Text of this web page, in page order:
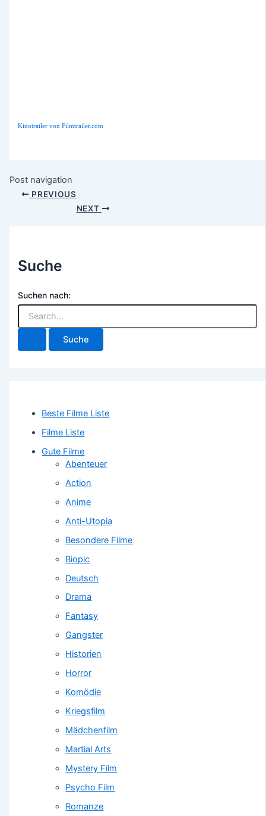
Suche
Suchen nach:
Beste Filme Liste
Filme Liste
Gute Filme
Abenteuer
Action
Anime
Anti-Utopia
Besondere Filme
Biopic
Deutsch
Drama
Fantasy
Gangster
Historien
Horror
Komödie
Kriegsfilm
Mädchenfilm
Martial Arts
Mystery Film
Psycho Film
Romanze
Kinotrailer von Filmtrailer.com
Post navigation
PREVIOUS
NEXT